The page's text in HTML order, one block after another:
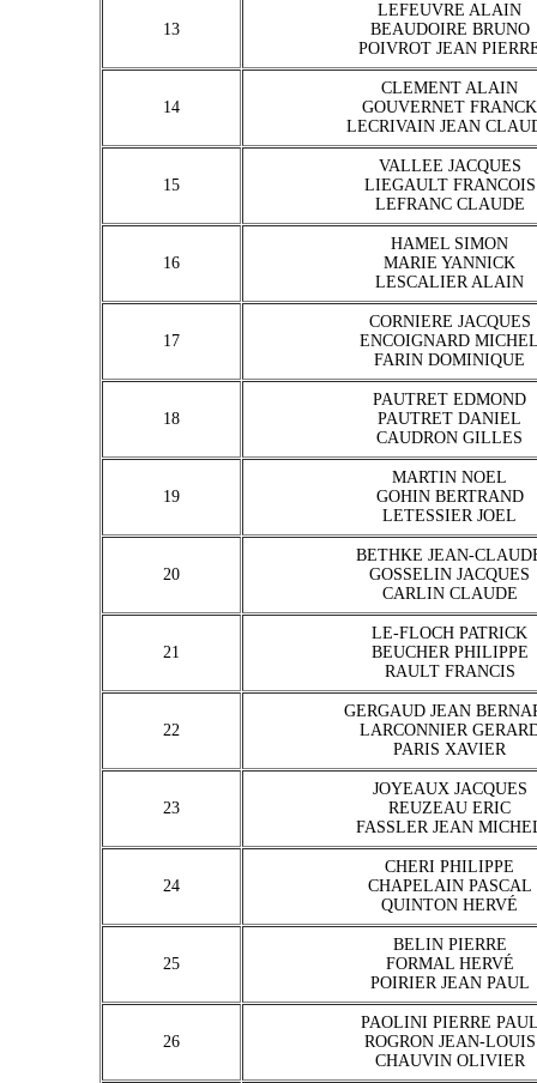
13
LEFEUVRE ALAIN
BEAUDOIRE BRUNO
POIVROT JEAN
14
CLEMENT ALAIN
GOUVERNET FRANCK
LECRIVAIN JEAN
15
VALLEE JACQUES
LIEGAULT FRANCOIS
LEFRANC CLAUDE
16
HAMEL SIMON
MARIE YANNICK
LESCALIER ALAIN
17
CORNIERE JACQUES
ENCOIGNARD
FARIN DOMINIQUE
18
PAUTRET EDMOND
PAUTRET DANIEL
CAUDRON GILLES
19
MARTIN NOEL
GOHIN BERTRAND
LETESSIER JOEL
20
BETHKE JEAN-
GOSSELIN JACQUES
CARLIN CLAUDE
21
LE-FLOCH PATRICK
BEUCHER PHILIPPE
RAULT FRANCIS
22
GERGAUD JEAN
LARCONNIER
PARIS XAVIER
23
JOYEAUX JACQUES
REUZEAU ERIC
FASSLER JEAN
24
CHERI PHILIPPE
CHAPELAIN PASCAL
QUINTON HERVÉ
25
BELIN PIERRE
FORMAL HERVÉ
POIRIER JEAN PAUL
26
PAOLINI PIERRE
ROGRON JEAN-LOUIS
CHAUVIN OLIVIER